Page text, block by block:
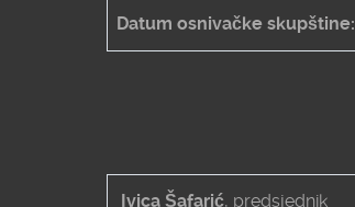
Datum osnivačke skupštine:
Ivica Šafarić, predsjednik